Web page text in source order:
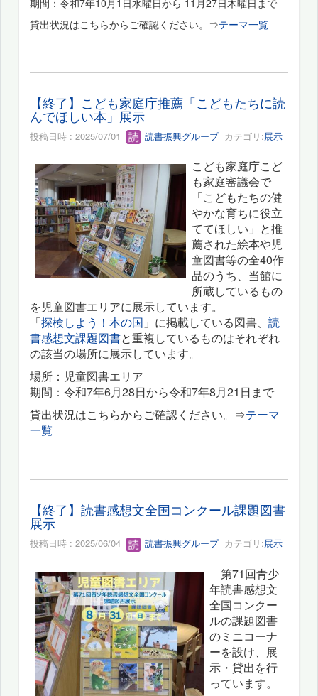
貸出状況はこちらからご確認ください。⇒テーマ一覧
【終了】こども家庭庁推薦「こどもたちに読
んでほしい本」展示
投稿日時 : 2025/07/01 読書振興グループカテゴリ:展示
こども家庭庁こど
も家庭審議会で
「こどもたちの健
やかな育ちに役立
ててほしい」と推
薦された絵本や児
童図書等の全40作
品のうち、当館に
所蔵しているもの
を児童図書エリアに展示しています。
「探検しよう！本の国 」に掲載している図書、 読
書感想文課題図書と重複しているものはそれぞれ
の該当の場所に展示しています。
場所：児童図書エリア
期間：令和7年6月28日から令和7年8月21日まで
貸出状況はこちらからご確認ください。⇒テーマ
一覧
【終了】読書感想文全国コンクール課題図書
展示
投稿日時 : 2025/06/04 読書振興グループカテゴリ:展示
第71回青少
年読書感想文
全国コンクー
ルの課題図書
のミニコーナ
ーを設け、展
示・貸出を行
っています。